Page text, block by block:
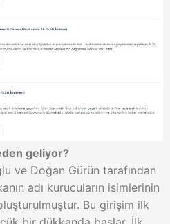
geliyor?
ve Doğan Gürün tarafından
adı kurucuların isimlerinin
Bu girişim ilk